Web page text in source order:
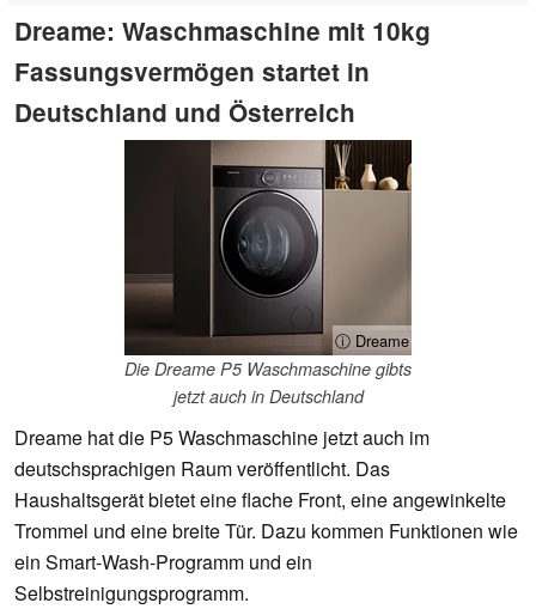
Dreame: Waschmaschine mit 10kg
Fassungsvermögen startet in
Deutschland und Österreich
ⓘ Dreame
Die Dreame P5 Waschmaschine gibts
jetzt auch in Deutschland
Dreame hat die P5 Waschmaschine jetzt auch im
deutschsprachigen Raum veröffentlicht. Das
Haushaltsgerät bietet eine flache Front, eine angewinkelte
Trommel und eine breite Tür. Dazu kommen Funktionen wie
ein Smart-Wash-Programm und ein
Selbstreinigungsprogramm.